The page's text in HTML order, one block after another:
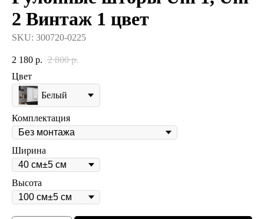
2 Винтаж 1 цвет
SKU: 300720-0225
2 180 р. 2 800 р.
Цвет
Белый
Комплектация
Ширина
Высота